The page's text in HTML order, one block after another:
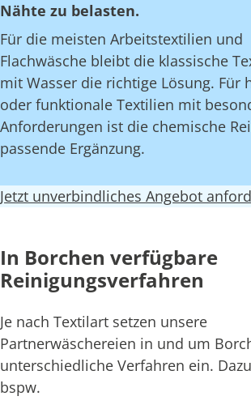
Nähte zu belasten.
Für die meisten Arbeitstextilien und
Flachwäsche bleibt die klassische
mit Wasser die richtige Lösung. Für
oder funktionale Textilien mit
Anforderungen ist die chemische
passende Ergänzung.
Jetzt unverbindliches Angebot
In Borchen verfügbare
Reinigungsverfahren
Je nach Textilart setzen unsere
Partnerwäschereien in und um
unterschiedliche Verfahren ein.
bspw.